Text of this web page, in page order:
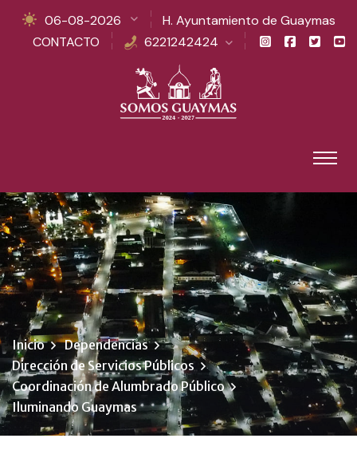
06-08-2026
H. Ayuntamiento de Guaymas
CONTACTO
6221242424
Inicio
Dependencias
Dirección de Servicios Públicos
Coordinación de Alumbrado Público
Iluminando Guaymas